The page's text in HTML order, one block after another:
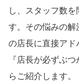
し、スタッフ数
す。その悩みの解
の店長に直接ア
『店長が必ずぶ
らご紹介します。